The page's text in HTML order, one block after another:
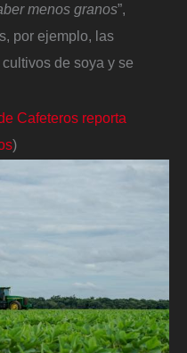
menos granos”,
por ejemplo, las
de soya y se
Cafeteros reporta
)